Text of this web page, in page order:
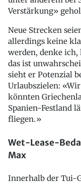
Verstärkung»
Neue Strecken
allerdings keine
werden, denke ich,
das ist
sieht er Potenzial
Urlaubszielen:
könnten
Spanien-Festland
fliegen.»
Wet-Lease-
Max
Innerhalb der Tui-